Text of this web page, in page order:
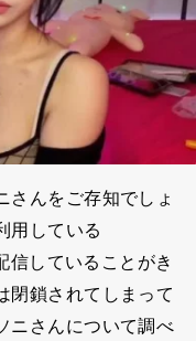
さんをご存知でしょ
用している
信していることがき
閉鎖されてしまって
ニさんについて調べ